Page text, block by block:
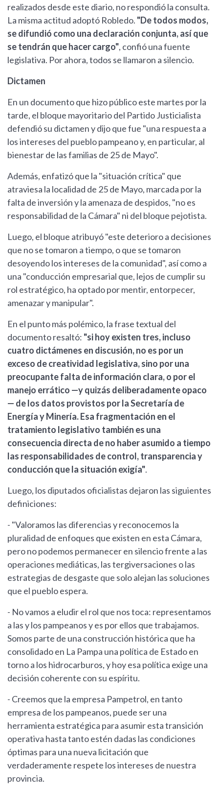
realizados desde este diario, no respondió la consulta.
La misma actitud adoptó Robledo. "De todos modos,
se difundió como una declaración conjunta, así que
se tendrán que hacer cargo", confió una fuente
legislativa. Por ahora, todos se llamaron a silencio.
Dictamen
En un documento que hizo público este martes por la
tarde, el bloque mayoritario del Partido Justicialista
defendió su dictamen y dijo que fue "una respuesta a
los intereses del pueblo pampeano y, en particular, al
bienestar de las familias de 25 de Mayo".
Además, enfatizó que la "situación crítica" que
atraviesa la localidad de 25 de Mayo, marcada por la
falta de inversión y la amenaza de despidos, "no es
responsabilidad de la Cámara" ni del bloque pejotista.
Luego, el bloque atribuyó "este deterioro a decisiones
que no se tomaron a tiempo, o que se tomaron
desoyendo los intereses de la comunidad", así como a
una "conducción empresarial que, lejos de cumplir su
rol estratégico, ha optado por mentir, entorpecer,
amenazar y manipular".
En el punto más polémico, la frase textual del
documento resaltó: "si hoy existen tres, incluso
cuatro dictámenes en discusión, no es por un
exceso de creatividad legislativa, sino por una
preocupante falta de información clara, o por el
manejo errático —y quizás deliberadamente opaco
— de los datos provistos por la Secretaría de
Energía y Minería. Esa fragmentación en el
tratamiento legislativo también es una
consecuencia directa de no haber asumido a tiempo
las responsabilidades de control, transparencia y
conducción que la situación exigía".
Luego, los diputados oficialistas dejaron las siguientes
definiciones:
- "Valoramos las diferencias y reconocemos la
pluralidad de enfoques que existen en esta Cámara,
pero no podemos permanecer en silencio frente a las
operaciones mediáticas, las tergiversaciones o las
estrategias de desgaste que solo alejan las soluciones
que el pueblo espera.
- No vamos a eludir el rol que nos toca: representamos
a las y los pampeanos y es por ellos que trabajamos.
Somos parte de una construcción histórica que ha
consolidado en La Pampa una política de Estado en
torno a los hidrocarburos, y hoy esa política exige una
decisión coherente con su espíritu.
- Creemos que la empresa Pampetrol, en tanto
empresa de los pampeanos, puede ser una
herramienta estratégica para asumir esta transición
operativa hasta tanto estén dadas las condiciones
óptimas para una nueva licitación que
verdaderamente respete los intereses de nuestra
provincia.